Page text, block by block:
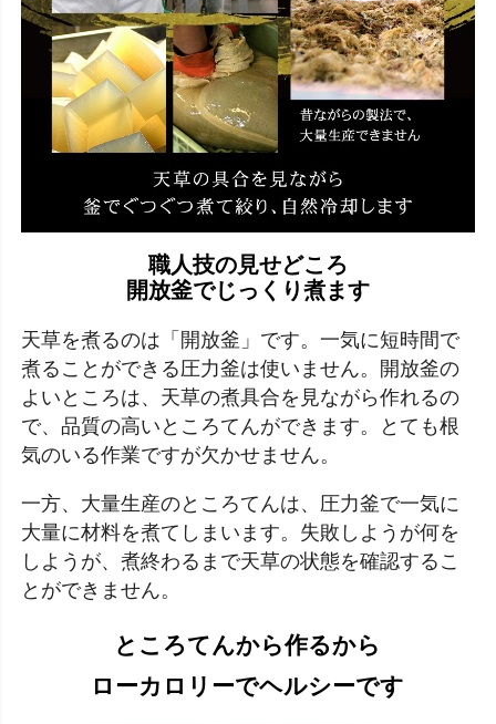
職人技の見せどころ
開放釜でじっくり煮ます
天草を煮るのは「開放釜」です。一気に短時間で
煮ることができる圧力釜は使いません。開放釜の
よいところは、天草の煮具合を見ながら作れるの
で、品質の高いところてんができます。とても根
気のいる作業ですが欠かせません。
一方、大量生産のところてんは、圧力釜で一気に
大量に材料を煮てしまいます。失敗しようが何を
しようが、煮終わるまで天草の状態を確認するこ
とができません。
ところてんから作るから
ローカロリーでヘルシーです